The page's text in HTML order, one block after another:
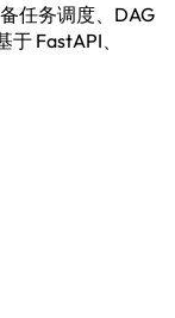
任务调度、DAG
FastAPI、